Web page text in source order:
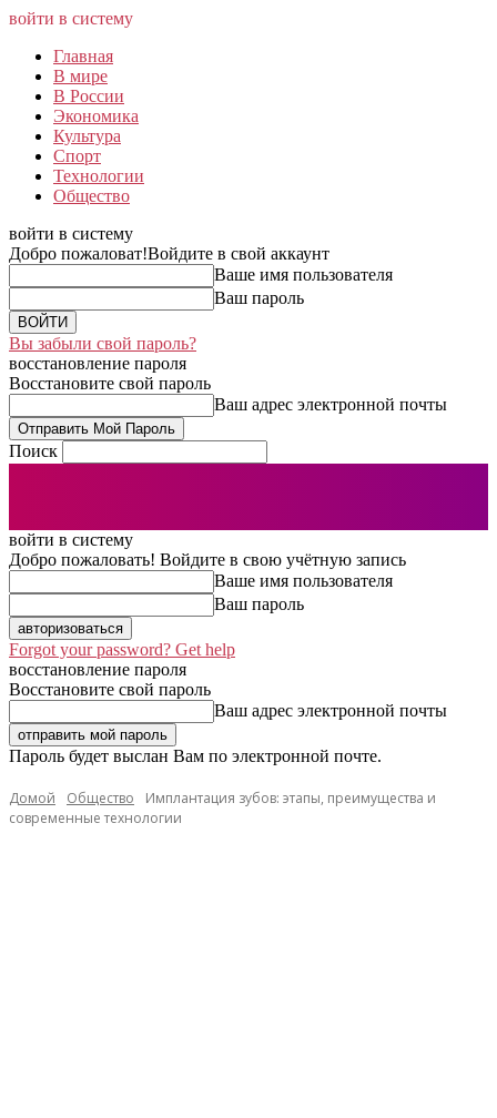
войти в систему
Главная
В мире
В России
Экономика
Культура
Спорт
Технологии
Общество
войти в систему
Добро пожаловат!Войдите в свой аккаунт
Ваше имя пользователя
Ваш пароль
Вы забыли свой пароль?
восстановление пароля
Восстановите свой пароль
Ваш адрес электронной почты
Поиск
войти в систему
Добро пожаловать! Войдите в свою учётную запись
Ваше имя пользователя
Ваш пароль
Forgot your password? Get help
восстановление пароля
Восстановите свой пароль
Ваш адрес электронной почты
Пароль будет выслан Вам по электронной почте.
Домой Общество
Имплантация зубов: этапы, преимущества и
современные технологии